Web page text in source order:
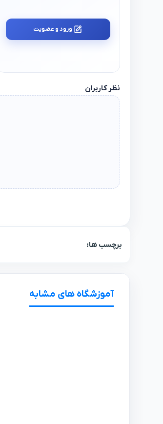
ورود و عضویت
نظر کاربران
برچسب ها:
آموزشگاه های مشابه